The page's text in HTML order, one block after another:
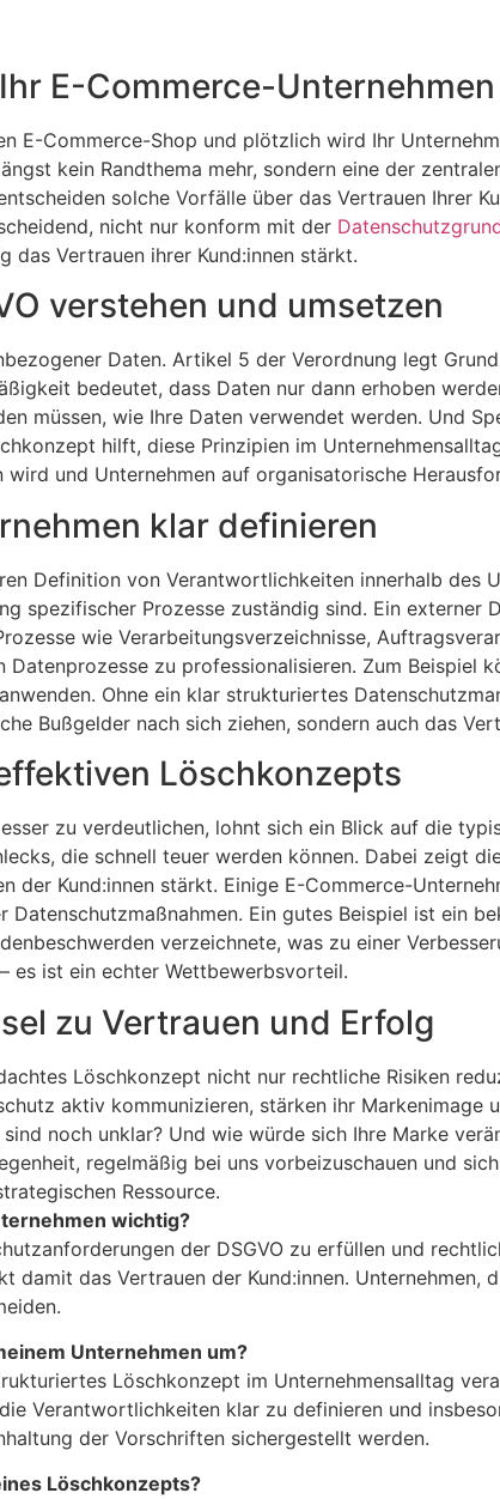
E-Commerce-
E-Commerce-Shop und plötzlich wird Ihr
kein Randthema mehr, sondern eine der
solche Vorfälle über das Vertrauen Ihrer
nicht nur konform mit der
das Vertrauen ihrer Kund:innen stärkt.
verstehen und umsetzen
Daten. Artikel 5 der Verordnung legt
bedeutet, dass Daten nur dann erhoben
müssen, wie Ihre Daten verwendet werden. Und
hilft, diese Prinzipien im
und Unternehmen auf organisatorische
klar definieren
Definition von Verantwortlichkeiten innerhalb des
spezifischer Prozesse zuständig sind. Ein
wie Verarbeitungsverzeichnisse,
zu professionalisieren. Zum Beispiel
Ohne ein klar strukturiertes
Bußgelder nach sich ziehen, sondern auch das
Löschkonzepts
zu verdeutlichen, lohnt sich ein Blick auf die
die schnell teuer werden können. Dabei zeigt
der Kund:innen stärkt. Einige E-Commerce-
Ein gutes Beispiel ist ein
verzeichnete, was zu einer
es ist ein echter Wettbewerbsvorteil.
zu Vertrauen und Erfolg
Löschkonzept nicht nur rechtliche Risiken
aktiv kommunizieren, stärken ihr
noch unklar? Und wie würde sich Ihre Marke
regelmäßig bei uns vorbeizuschauen und
Ressource.
wichtig?
der DSGVO zu erfüllen und
damit das Vertrauen der Kund:innen.
Unternehmen um?
Löschkonzept im Unternehmensalltag
Verantwortlichkeiten klar zu definieren und
der Vorschriften sichergestellt werden.
Löschkonzepts?